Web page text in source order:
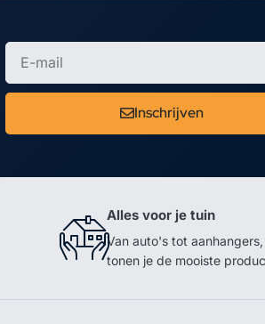
Inschrijven
Alles voor je tuin
Van auto's tot
tonen je de mooiste